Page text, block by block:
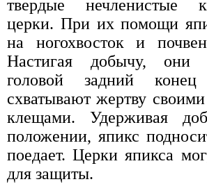
твердые нечленистые
церки. При их помощи
на ногохвосток и
Настигая добычу, они
головой задний
схватывают жертву
клещами. Удерживая
положении, япикс
поедает. Церки япикса
для защиты.